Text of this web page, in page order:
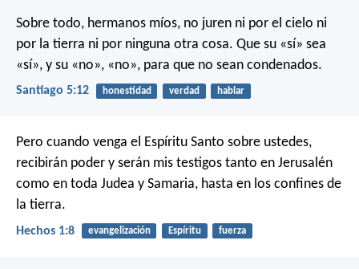
Sobre todo, hermanos míos, no juren ni por el cielo ni
por la tierra ni por ninguna otra cosa. Que su «sí» sea
«sí», y su «no», «no», para que no sean condenados.
Santiago 5:12 honestidad verdad hablar
Pero cuando venga el Espíritu Santo sobre ustedes,
recibirán poder y serán mis testigos tanto en Jerusalén
como en toda Judea y Samaria, hasta en los confines de
la tierra.
Hechos 1:8 evangelización Espíritu fuerza